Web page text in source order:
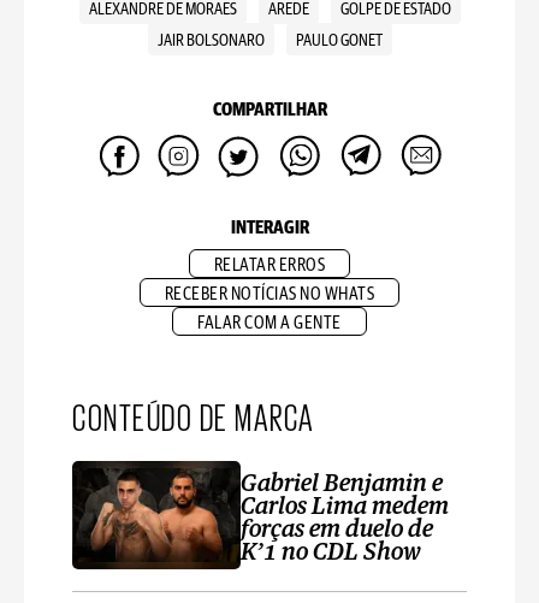
ALEXANDRE DE MORAES AREDE
GOLPE DE ESTADO
JAIR BOLSONARO
PAULO GONET
COMPARTILHAR
INTERAGIR
RELATAR ERROS
RECEBER NOTÍCIAS NO WHATS
FALAR COM A GENTE
CONTEÚDO DE MARCA
Gabriel Benjamin e
Carlos Lima medem
forças em duelo de
K’1 no CDL Show